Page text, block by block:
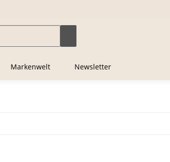
Markenwelt Newsletter